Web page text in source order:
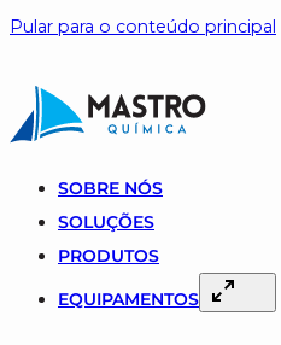
Pular para o conteúdo principal
SOBRE NÓS
SOLUÇÕES
PRODUTOS
EQUIPAMENTOS